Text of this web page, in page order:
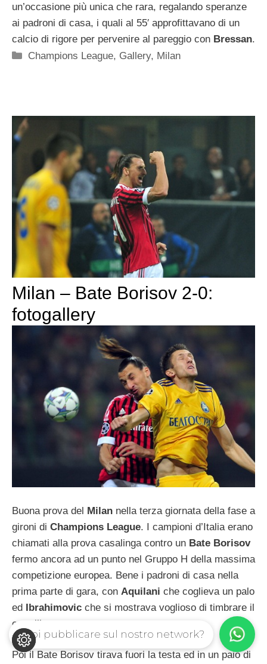
un’occasione più unica che rara, regalando speranze
ai padroni di casa, i quali al 55′ approfittavano di un
calcio di rigore per pervenire al pareggio con Bressan.
Categorie
Champions League, Gallery, Milan
Milan – Bate Borisov 2-0:
fotogallery
Buona prova del Milan nella terza giornata della fase a
gironi di Champions League. I campioni d’Italia erano
chiamati alla prova casalinga contro un Bate Borisov
fermo ancora ad un punto nel Gruppo H della massima
competizione europea. Bene i padroni di casa nella
prima parte di gara, con Aquilani che coglieva un palo
ed Ibrahimovic che si mostrava voglioso di timbrare il
cartellino.
Poi il Bate Borisov tirava fuori la testa ed in un paio di
Vuoi pubblicare sul nostro network?